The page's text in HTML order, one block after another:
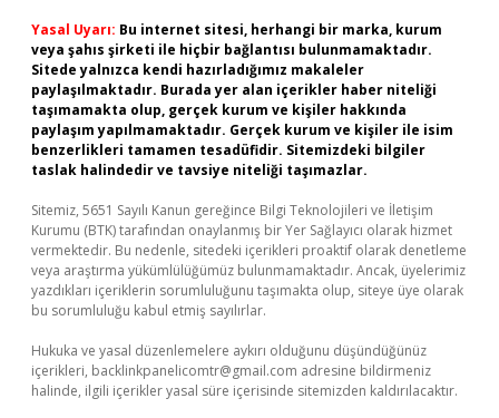
Yasal Uyarı: Bu internet sitesi, herhangi bir marka, kurum
veya şahıs şirketi ile hiçbir bağlantısı bulunmamaktadır.
Sitede yalnızca kendi hazırladığımız makaleler
paylaşılmaktadır. Burada yer alan içerikler haber niteliği
taşımamakta olup, gerçek kurum ve kişiler hakkında
paylaşım yapılmamaktadır. Gerçek kurum ve kişiler ile isim
benzerlikleri tamamen tesadüfidir. Sitemizdeki bilgiler
taslak halindedir ve tavsiye niteliği taşımazlar.
Sitemiz, 5651 Sayılı Kanun gereğince Bilgi Teknolojileri ve İletişim
Kurumu (BTK) tarafından onaylanmış bir Yer Sağlayıcı olarak hizmet
vermektedir. Bu nedenle, sitedeki içerikleri proaktif olarak denetleme
veya araştırma yükümlülüğümüz bulunmamaktadır. Ancak, üyelerimiz
yazdıkları içeriklerin sorumluluğunu taşımakta olup, siteye üye olarak
bu sorumluluğu kabul etmiş sayılırlar.
Hukuka ve yasal düzenlemelere aykırı olduğunu düşündüğünüz
içerikleri, backlinkpanelicomtr@gmail.com adresine bildirmeniz
halinde, ilgili içerikler yasal süre içerisinde sitemizden kaldırılacaktır.